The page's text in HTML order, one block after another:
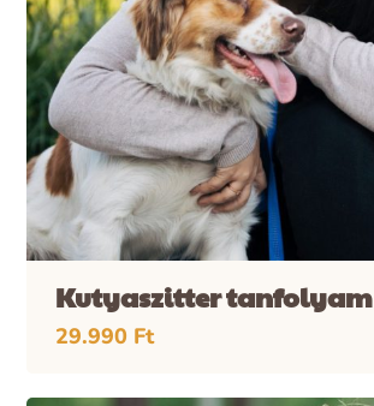
Kutyaszitter tanfolyam
29.990 Ft